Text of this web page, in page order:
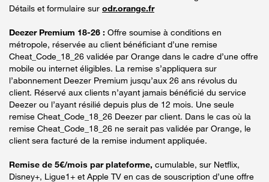
Détails et formulaire sur odr.orange.fr
Deezer Premium 18-26 : Offre soumise à conditions en
métropole, réservée au client bénéficiant d’une remise
Cheat_Code_18_26 validée par Orange dans le cadre d’une offre
mobile ou internet éligibles. La remise s’appliquera sur
l’abonnement Deezer Premium jusqu’aux 26 ans révolus du
client. Réservé aux clients n’ayant jamais bénéficié du service
Deezer ou l’ayant résilié depuis plus de 12 mois. Une seule
remise Cheat_Code_18_26 Deezer par client. Dans le cas où la
remise Cheat_Code_18_26 ne serait pas validée par Orange, le
client sera facturé de la remise indument appliquée.
Remise de 5€/mois par plateforme, cumulable, sur Netflix,
Disney+, Ligue1+ et Apple TV en cas de souscription d’une offre